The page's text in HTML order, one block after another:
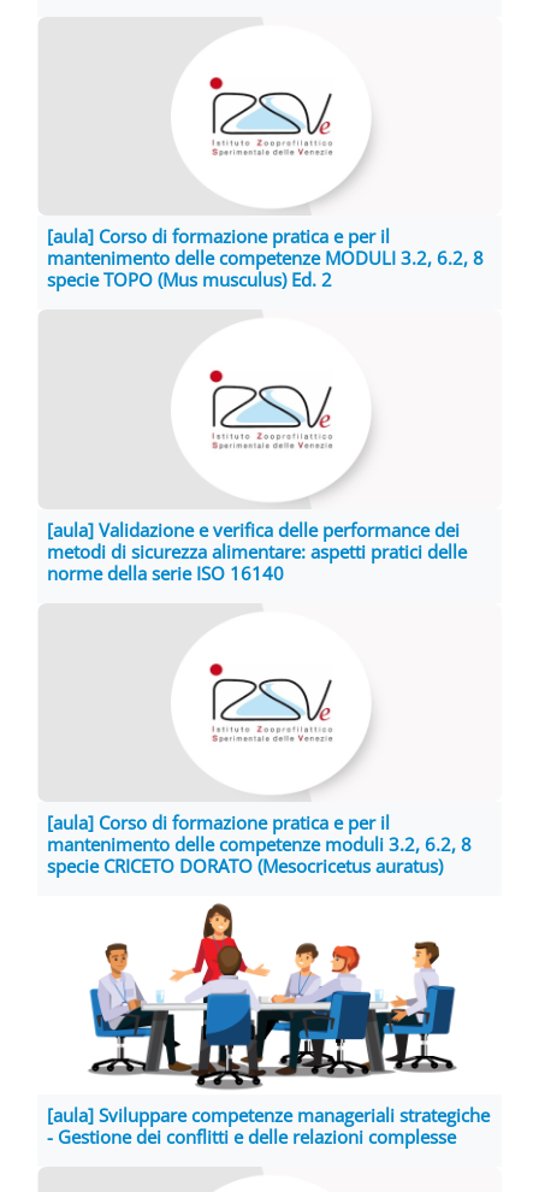
[aula] Corso di formazione pratica e per il
mantenimento delle competenze MODULI 3.2, 6.2, 8
specie TOPO (Mus musculus) Ed. 2
[aula] Validazione e verifica delle performance dei
metodi di sicurezza alimentare: aspetti pratici delle
norme della serie ISO 16140
[aula] Corso di formazione pratica e per il
mantenimento delle competenze moduli 3.2, 6.2, 8
specie CRICETO DORATO (Mesocricetus auratus)
[aula] Sviluppare competenze manageriali strategiche
- Gestione dei conflitti e delle relazioni complesse